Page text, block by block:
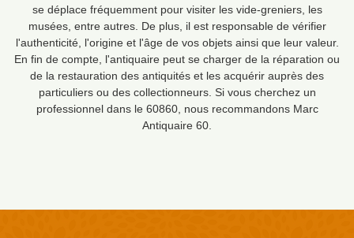
se déplace fréquemment pour visiter les vide-greniers, les
musées, entre autres. De plus, il est responsable de vérifier
l'authenticité, l'origine et l'âge de vos objets ainsi que leur valeur.
En fin de compte, l'antiquaire peut se charger de la réparation ou
de la restauration des antiquités et les acquérir auprès des
particuliers ou des collectionneurs. Si vous cherchez un
professionnel dans le 60860, nous recommandons Marc
Antiquaire 60.